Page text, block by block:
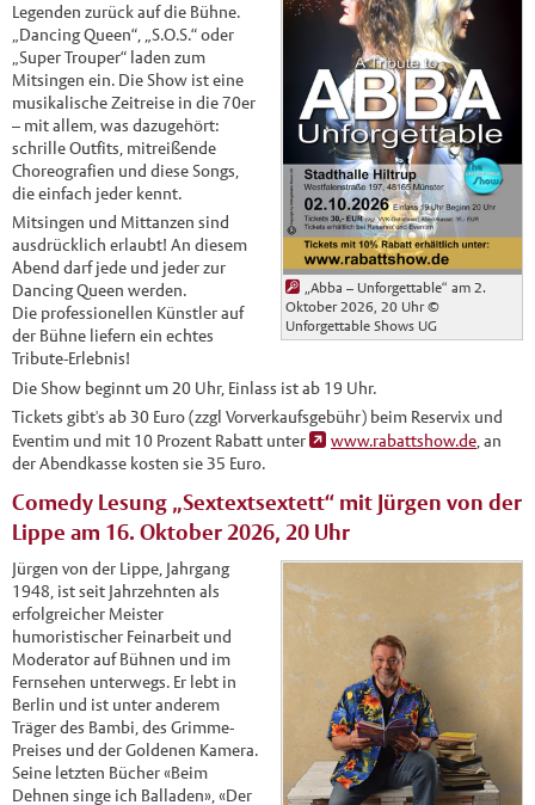
„Abba – Unforgettable“ am 2.
Oktober 2026, 20 Uhr ©
Unforgettable Shows UG
Legenden zurück auf die Bühne.
„Dancing Queen“, „S.O.S.“ oder
„Super Trouper“ laden zum
Mitsingen ein. Die Show ist eine
musikalische Zeitreise in die 70er
– mit allem, was dazugehört:
schrille Outfits, mitreißende
Choreografien und diese Songs,
die einfach jeder kennt.
Mitsingen und Mittanzen sind
ausdrücklich erlaubt! An diesem
Abend darf jede und jeder zur
Dancing Queen werden.
Die professionellen Künstler auf
der Bühne liefern ein echtes
Tribute-Erlebnis!
Die Show beginnt um 20 Uhr, Einlass ist ab 19 Uhr.
Tickets gibt's ab 30 Euro (zzgl Vorverkaufsgebühr) beim Reservix und
Eventim und mit 10 Prozent Rabatt unter
www.rabattshow.de, an
der Abendkasse kosten sie 35 Euro.
Comedy Lesung „Sextextsextett“ mit Jürgen von der
Lippe am 16. Oktober 2026, 20 Uhr
Jürgen von der Lippe, Jahrgang
1948, ist seit Jahrzehnten als
erfolgreicher Meister
humoristischer Feinarbeit und
Moderator auf Bühnen und im
Fernsehen unterwegs. Er lebt in
Berlin und ist unter anderem
Träger des Bambi, des Grimme-
Preises und der Goldenen Kamera.
Seine letzten Bücher «Beim
Dehnen singe ich Balladen», «Der